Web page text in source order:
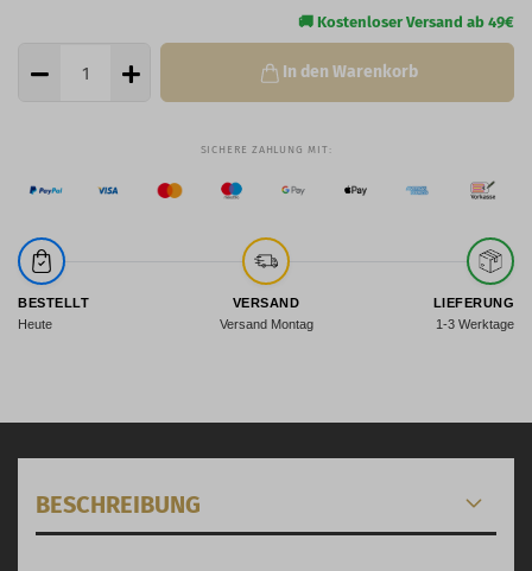
In den Warenkorb
BESTELLT
Heute
VERSAND
Versand Montag
LIEFERUNG
1-3 Werktage
BESCHREIBUNG